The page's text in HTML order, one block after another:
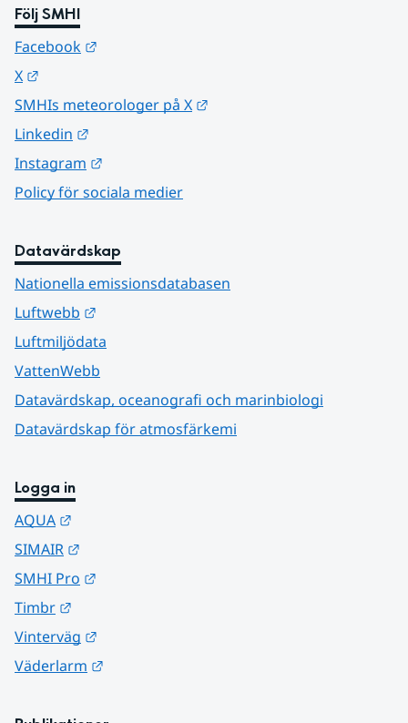
Följ SMHI
Facebook
X
SMHIs meteorologer på X
Linkedin
Instagram
Policy för sociala medier
Datavärdskap
Nationella emissionsdatabasen
Luftwebb
Luftmiljödata
VattenWebb
Datavärdskap, oceanografi och marinbiologi
Datavärdskap för atmosfärkemi
Logga in
AQUA
SIMAIR
SMHI Pro
Timbr
Vinterväg
Väderlarm